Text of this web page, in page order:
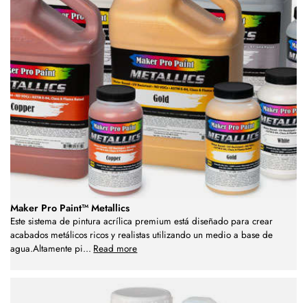
Maker Pro Paint™ Metallics
Este sistema de pintura acrílica premium está diseñado para crear
acabados metálicos ricos y realistas utilizando un medio a base de
agua.Altamente pi... Read more